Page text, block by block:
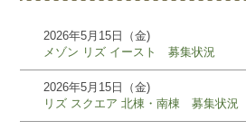
2026年5月15日（金)
メゾン リズ イースト 募集状況
2026年5月15日（金)
リズ スクエア 北棟・南棟 募集状況